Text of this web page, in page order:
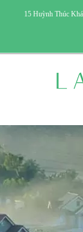
15 Huỳnh Thúc